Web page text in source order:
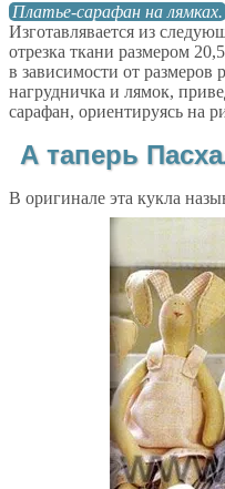
Платье-сарафан на лямках.
Изготавлявается из
отрезка ткани размером
в зависимости от размеров
нагрудничка и лямок,
сарафан, ориентируясь на
А таперь
В оригинале эта кукла